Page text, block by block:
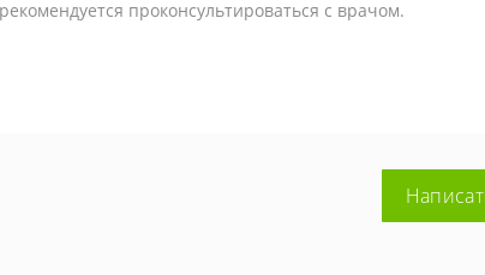
проконсультироваться с врачом.